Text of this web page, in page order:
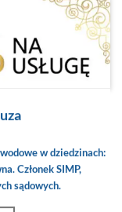
w dziedzinach:
Członek SIMP,
sądowych.